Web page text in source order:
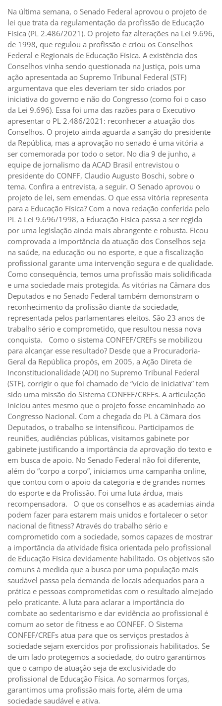
Na última semana, o Senado Federal aprovou o projeto de
lei que trata da regulamentação da profissão de Educação
Física (PL 2.486/2021). O projeto faz alterações na Lei 9.696,
de 1998, que regulou a profissão e criou os Conselhos
Federal e Regionais de Educação Física. A existência dos
Conselhos vinha sendo questionada na Justiça, pois uma
ação apresentada ao Supremo Tribunal Federal (STF)
argumentava que eles deveriam ter sido criados por
iniciativa do governo e não do Congresso (como foi o caso
da Lei 9.696). Essa foi uma das razões para o Executivo
apresentar o PL 2.486/2021: reconhecer a atuação dos
Conselhos. O projeto ainda aguarda a sanção do presidente
da República, mas a aprovação no senado é uma vitória a
ser comemorada por todo o setor. No dia 9 de junho, a
equipe de jornalismo da ACAD Brasil entrevistou o
presidente do CONFF, Claudio Augusto Boschi, sobre o
tema. Confira a entrevista, a seguir. O Senado aprovou o
projeto de lei, sem emendas. O que essa vitória representa
para a Educação Física? Com a nova redação conferida pelo
PL à Lei 9.696/1998, a Educação Física passa a ser regida
por uma legislação ainda mais abrangente e robusta. Ficou
comprovada a importância da atuação dos Conselhos seja
na saúde, na educação ou no esporte, e que a fiscalização
profissional garante uma intervenção segura e de qualidade.
Como consequência, temos uma profissão mais solidificada
e uma sociedade mais protegida. As vitórias na Câmara dos
Deputados e no Senado Federal também demonstram o
reconhecimento da profissão diante da sociedade,
representada pelos parlamentares eleitos. São 23 anos de
trabalho sério e comprometido, que resultou nessa nova
conquista. Como o sistema CONFEF/CREFs se mobilizou
para alcançar esse resultado? Desde que a Procuradoria-
Geral da República propôs, em 2005, a Ação Direta de
Inconstitucionalidade (ADI) no Supremo Tribunal Federal
(STF), corrigir o que foi chamado de “vício de iniciativa” tem
sido uma missão do Sistema CONFEF/CREFs. A articulação
iniciou antes mesmo que o projeto fosse encaminhado ao
Congresso Nacional. Com a chegada do PL à Câmara dos
Deputados, o trabalho se intensificou. Participamos de
reuniões, audiências públicas, visitamos gabinete por
gabinete justificando a importância da aprovação do texto e
em busca de apoio. No Senado Federal não foi diferente,
além do “corpo a corpo”, iniciamos uma campanha online,
que contou com o apoio da categoria e de grandes nomes
do esporte e da Profissão. Foi uma luta árdua, mais
recompensadora. O que os conselhos e as academias ainda
podem fazer para estarem mais unidos e fortalecer o setor
nacional de fitness? Através do trabalho sério e
comprometido com a sociedade, somos capazes de mostrar
a importância da atividade física orientada pelo profissional
de Educação Física devidamente habilitado. Os objetivos são
comuns à medida que a busca por uma população mais
saudável passa pela demanda de locais adequados para a
prática e pessoas comprometidas com o resultado almejado
pelo praticante. A luta para aclarar a importância do
combate ao sedentarismo e dar evidência ao profissional é
comum ao setor de fitness e ao CONFEF. O Sistema
CONFEF/CREFs atua para que os serviços prestados à
sociedade sejam exercidos por profissionais habilitados. Se
de um lado protegemos a sociedade, do outro garantimos
que o campo de atuação seja de exclusividade do
profissional de Educação Física. Ao somarmos forças,
garantimos uma profissão mais forte, além de uma
sociedade saudável e ativa.